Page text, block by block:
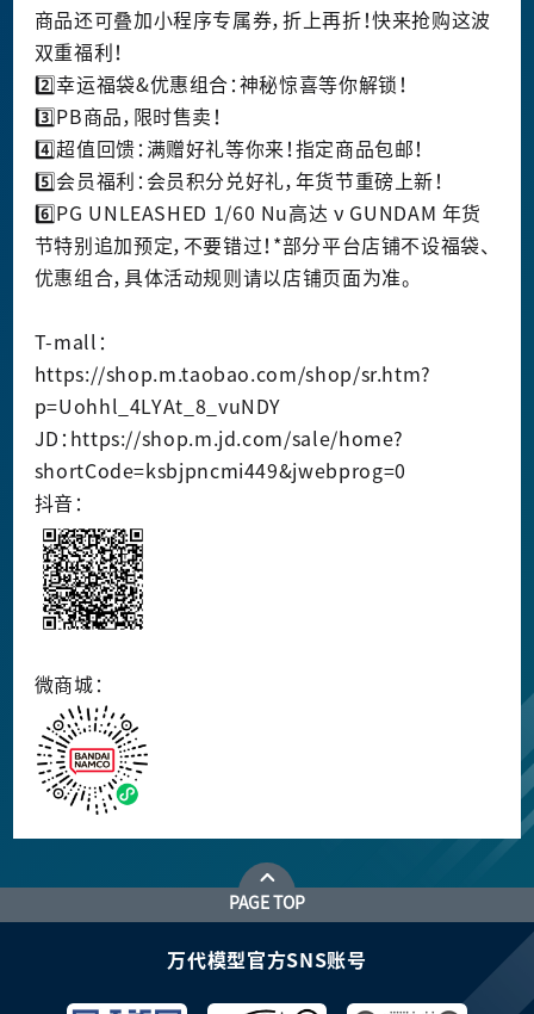
商品还可叠加小程序专属券，折上再折！快来抢购这波
双重福利！
2️⃣幸运福袋&优惠组合：神秘惊喜等你解锁！
3️⃣PB商品，限时售卖！
4️⃣超值回馈：满赠好礼等你来！指定商品包邮！
5️⃣会员福利：会员积分兑好礼，年货节重磅上新！
6️⃣PG UNLEASHED 1/60 Nu高达 ν GUNDAM 年货
节特别追加预定，不要错过！*部分平台店铺不设福袋、
优惠组合，具体活动规则请以店铺页面为准。
T-mall：
https://shop.m.taobao.com/shop/sr.htm?
p=Uohhl_4LYAt_8_vuNDY
JD： https://shop.m.jd.com/sale/home?
shortCode=ksbjpncmi449&jwebprog=0
抖音：
微商城：
PAGE TOP
万代模型官方SNS账号